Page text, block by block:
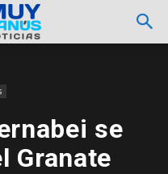
se
Granate